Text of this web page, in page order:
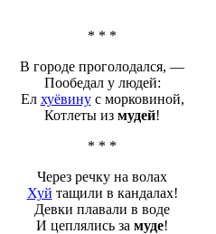
* * *
В городе проголодался, —
Пообедал у людей:
Ел хуёвинус морковиной,
Котлеты из мудей!
* * *
Через речку на волах
Хуй тащили в кандалах!
Девки плавали в воде
И цеплялись за муде!